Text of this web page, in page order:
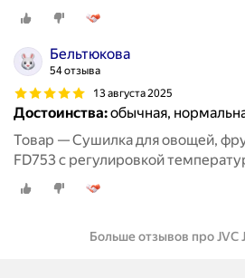
градусов, 5 прозрачных поддонов,
Бельтюкова
54 отзыва
13 августа 2025
Достоинства:обычная,
Товар — Сушилка для овощей,
FD753 с регулировкой
градусов, 5 прозрачных поддонов,
Больше отзывов про JVC